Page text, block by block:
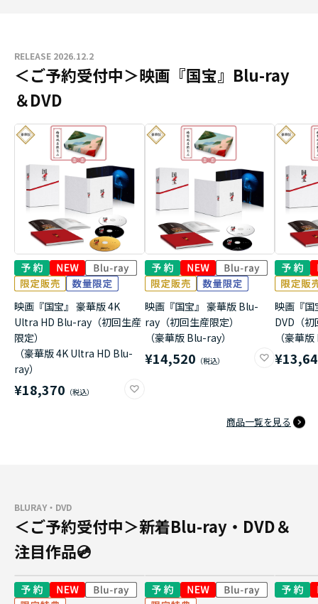
RELEASE 2026.12.2
＜ご予約受付中＞映画『国宝』Blu-ray
＆DVD
映画『国宝』 豪華版 4K
Ultra HD Blu-ray（初回生産
限定）
（豪華版 4K Ultra HD Blu-
ray）
¥18,370
映画『国宝』 豪華版 Blu-
ray（初回生産限定）
（豪華版 Blu-ray）
¥14,520
映画『国
DVD（
（豪華
商品一覧を見る
BLURAY・DVD
＜ご予約受付中＞新着Blu-ray・DVD＆
注目作品💿